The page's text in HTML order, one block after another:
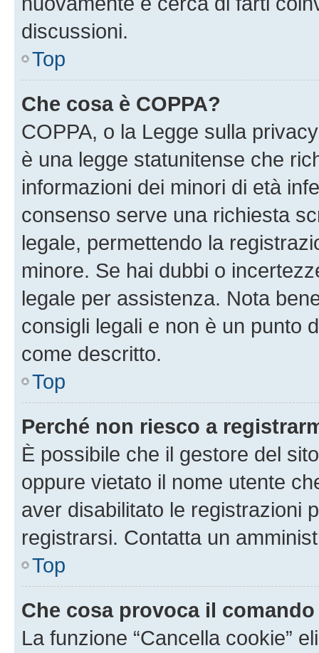
discussioni.
Top
Che cosa è COPPA?
COPPA, o la Legge sulla
è una legge statunitense che
informazioni dei minori di età
consenso serve una richiesta
legale, permettendo la
minore. Se hai dubbi o
legale per assistenza. Nota
consigli legali e non è un punto
come descritto.
Top
Perché non riesco a
È possibile che il gestore del
oppure vietato il nome utente
aver disabilitato le registrazioni
registrarsi. Contatta un
Top
Che cosa provoca il
La funzione “Cancella cookie”